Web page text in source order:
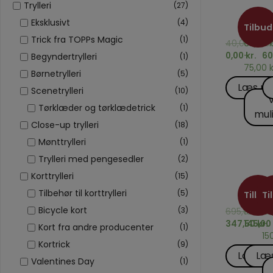
Tilbud
Tilbud
TILBEHØR
1000
40,00
0,00kr.
Læs
65,00
–
75,00
Tilbud
Tilbud
695,00
kr.
347,50kr.
Læs
195,00
145,00
–
Trylleri (27)
Eksklusivt (4)
Trick fra TOPPs Magic (1)
Begyndertrylleri (1)
Børnetrylleri (5)
Scenetrylleri (10)
Tørklæder og tørklædetrick (1)
Close-up trylleri (18)
Mønttrylleri (1)
Trylleri med pengesedler (2)
Korttrylleri (15)
Tilbehør til korttrylleri (5)
Bicycle kort (3)
Kort fra andre producenter (1)
Kortrick (9)
Valentines Day (1)